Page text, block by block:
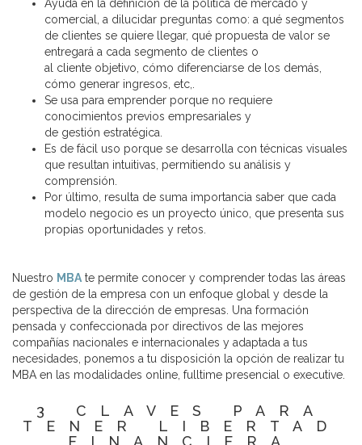
Ayuda en la definición de la política de mercado y
comercial, a dilucidar preguntas como: a qué segmentos
de clientes se quiere llegar, qué propuesta de valor se
entregará a cada segmento de clientes o
al cliente objetivo, cómo diferenciarse de los demás,
cómo generar ingresos, etc,.
Se usa para emprender porque no requiere
conocimientos previos empresariales y
de gestión estratégica.
Es de fácil uso porque se desarrolla con técnicas visuales
que resultan intuitivas, permitiendo su análisis y
comprensión.
Por último, resulta de suma importancia saber que cada
modelo negocio es un proyecto único, que presenta sus
propias oportunidades y retos.
Nuestro MBA te permite conocer y comprender todas las áreas
de gestión de la empresa con un enfoque global y desde la
perspectiva de la dirección de empresas. Una formación
pensada y confeccionada por directivos de las mejores
compañías nacionales e internacionales y adaptada a tus
necesidades, ponemos a tu disposición la opción de realizar tu
MBA en las modalidades online, fulltime presencial o executive.
3 CLAVES PARA
TENER LIBERTAD
FINANCIERA